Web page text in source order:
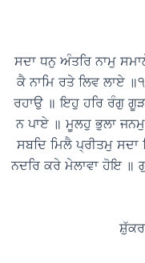
ਸਦਾ ਧਨੁ ਅੰਤਰਿ ਨਾਮੁ
ਕੈ ਨਾਮਿ ਰਤੇ ਲਿਵ ਲਾਏ
ਰਹਾਉ ॥ ਇਹੁ ਹਰਿ ਰੰਗੁ
ਨ ਪਾਏ ॥ ਮੂਲਹੁ ਭੁਲਾ ਜਨਮੁ
ਸਬਦਿ ਮਿਲੈ ਪ੍ਰੀਤਮੁ
ਨਦਰਿ ਕਰੇ ਮੇਲਾਵਾ ਹੋਇ ॥